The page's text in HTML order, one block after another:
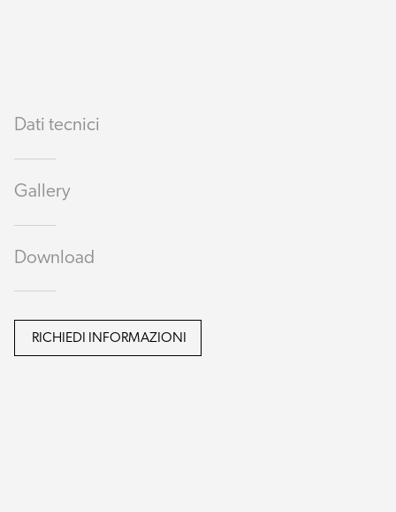
Dati tecnici
Gallery
Download
RICHIEDI INFORMAZIONI